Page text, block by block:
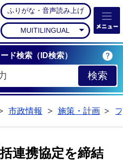
石岡市公式ホームペー
ふりがな・音声読み上げ
MUITILINGUAL
ド検索（ID検索）
市政情報
施策・計画
連携協定を締結